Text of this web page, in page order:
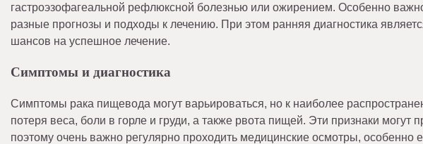
гастроэзофагеальной рефлюксной болезнью или ожирением. Особенно
разные прогнозы и подходы к лечению. При этом ранняя диагностика
шансов на успешное лечение.
Симптомы и диагностика
Симптомы рака пищевода могут варьироваться, но к наиболее
потеря веса, боли в горле и груди, а также рвота пищей. Эти признаки могут
поэтому очень важно регулярно проходить медицинские осмотры,